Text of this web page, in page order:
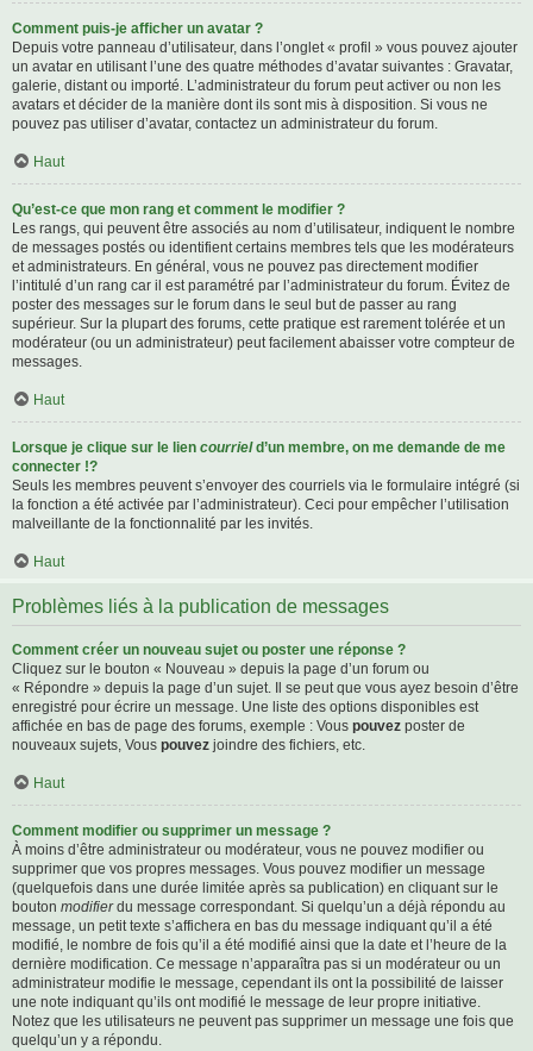
Comment puis-je afficher un avatar ?
Depuis votre panneau d’utilisateur, dans l’onglet « profil » vous pouvez ajouter
un avatar en utilisant l’une des quatre méthodes d’avatar suivantes : Gravatar,
galerie, distant ou importé. L’administrateur du forum peut activer ou non les
avatars et décider de la manière dont ils sont mis à disposition. Si vous ne
pouvez pas utiliser d’avatar, contactez un administrateur du forum.
Haut
Qu’est-ce que mon rang et comment le modifier ?
Les rangs, qui peuvent être associés au nom d’utilisateur, indiquent le nombre
de messages postés ou identifient certains membres tels que les modérateurs
et administrateurs. En général, vous ne pouvez pas directement modifier
l’intitulé d’un rang car il est paramétré par l’administrateur du forum. Évitez de
poster des messages sur le forum dans le seul but de passer au rang
supérieur. Sur la plupart des forums, cette pratique est rarement tolérée et un
modérateur (ou un administrateur) peut facilement abaisser votre compteur de
messages.
Haut
Lorsque je clique sur le lien courrield’un membre, on me demande de me
connecter !?
Seuls les membres peuvent s’envoyer des courriels via le formulaire intégré (si
la fonction a été activée par l’administrateur). Ceci pour empêcher l’utilisation
malveillante de la fonctionnalité par les invités.
Haut
Problèmes liés à la publication de messages
Comment créer un nouveau sujet ou poster une réponse ?
Cliquez sur le bouton « Nouveau » depuis la page d’un forum ou
« Répondre » depuis la page d’un sujet. Il se peut que vous ayez besoin d’être
enregistré pour écrire un message. Une liste des options disponibles est
affichée en bas de page des forums, exemple : Vous pouvez poster de
nouveaux sujets, Vous pouvez joindre des fichiers, etc.
Haut
Comment modifier ou supprimer un message ?
À moins d’être administrateur ou modérateur, vous ne pouvez modifier ou
supprimer que vos propres messages. Vous pouvez modifier un message
(quelquefois dans une durée limitée après sa publication) en cliquant sur le
bouton modifierdu message correspondant. Si quelqu’un a déjà répondu au
message, un petit texte s’affichera en bas du message indiquant qu’il a été
modifié, le nombre de fois qu’il a été modifié ainsi que la date et l’heure de la
dernière modification. Ce message n’apparaîtra pas si un modérateur ou un
administrateur modifie le message, cependant ils ont la possibilité de laisser
une note indiquant qu’ils ont modifié le message de leur propre initiative.
Notez que les utilisateurs ne peuvent pas supprimer un message une fois que
quelqu’un y a répondu.